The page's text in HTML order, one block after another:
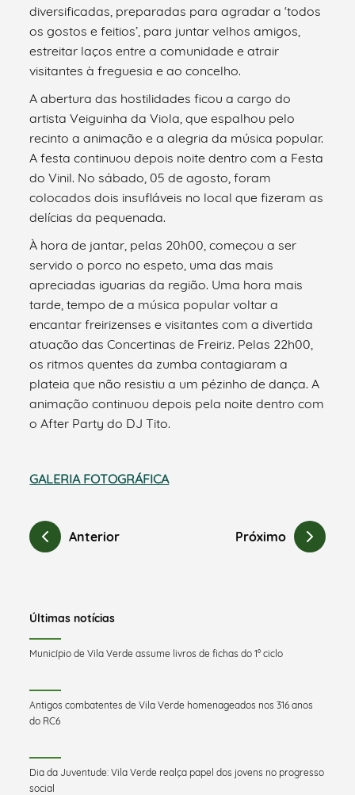
diversificadas, preparadas para agradar a ‘todos
os gostos e feitios’, para juntar velhos amigos,
estreitar laços entre a comunidade e atrair
visitantes à freguesia e ao concelho.
A abertura das hostilidades ficou a cargo do
artista Veiguinha da Viola, que espalhou pelo
recinto a animação e a alegria da música popular.
A festa continuou depois noite dentro com a Festa
do Vinil. No sábado, 05 de agosto, foram
colocados dois insufláveis no local que fizeram as
delícias da pequenada.
À hora de jantar, pelas 20h00, começou a ser
servido o porco no espeto, uma das mais
apreciadas iguarias da região. Uma hora mais
tarde, tempo de a música popular voltar a
encantar freirizenses e visitantes com a divertida
atuação das Concertinas de Freiriz. Pelas 22h00,
os ritmos quentes da zumba contagiaram a
plateia que não resistiu a um pézinho de dança. A
animação continuou depois pela noite dentro com
o After Party do DJ Tito.
GALERIA FOTOGRÁFICA
Anterior Próximo
Últimas notícias
Município de Vila Verde assume livros de fichas do 1º ciclo
Antigos combatentes de Vila Verde homenageados nos 316 anos
do RC6
Dia da Juventude: Vila Verde realça papel dos jovens no progresso
social